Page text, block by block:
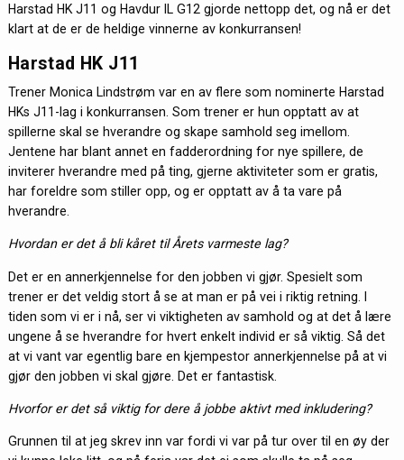
Harstad HK J11 og Havdur IL G12 gjorde nettopp det, og nå er det
klart at de er de heldige vinnerne av konkurransen!
Harstad HK J11
Trener Monica Lindstrøm var en av flere som nominerte Harstad
HKs J11-lag i konkurransen. Som trener er hun opptatt av at
spillerne skal se hverandre og skape samhold seg imellom.
Jentene har blant annet en fadderordning for nye spillere, de
inviterer hverandre med på ting, gjerne aktiviteter som er gratis,
har foreldre som stiller opp, og er opptatt av å ta vare på
hverandre.
Hvordan er det å bli kåret til Årets varmeste lag?
Det er en annerkjennelse for den jobben vi gjør. Spesielt som
trener er det veldig stort å se at man er på vei i riktig retning. I
tiden som vi er i nå, ser vi viktigheten av samhold og at det å lære
ungene å se hverandre for hvert enkelt individ er så viktig. Så det
at vi vant var egentlig bare en kjempestor annerkjennelse på at vi
gjør den jobben vi skal gjøre. Det er fantastisk.
Hvorfor er det så viktig for dere å jobbe aktivt med inkludering?
Grunnen til at jeg skrev inn var fordi vi var på tur over til en øy der